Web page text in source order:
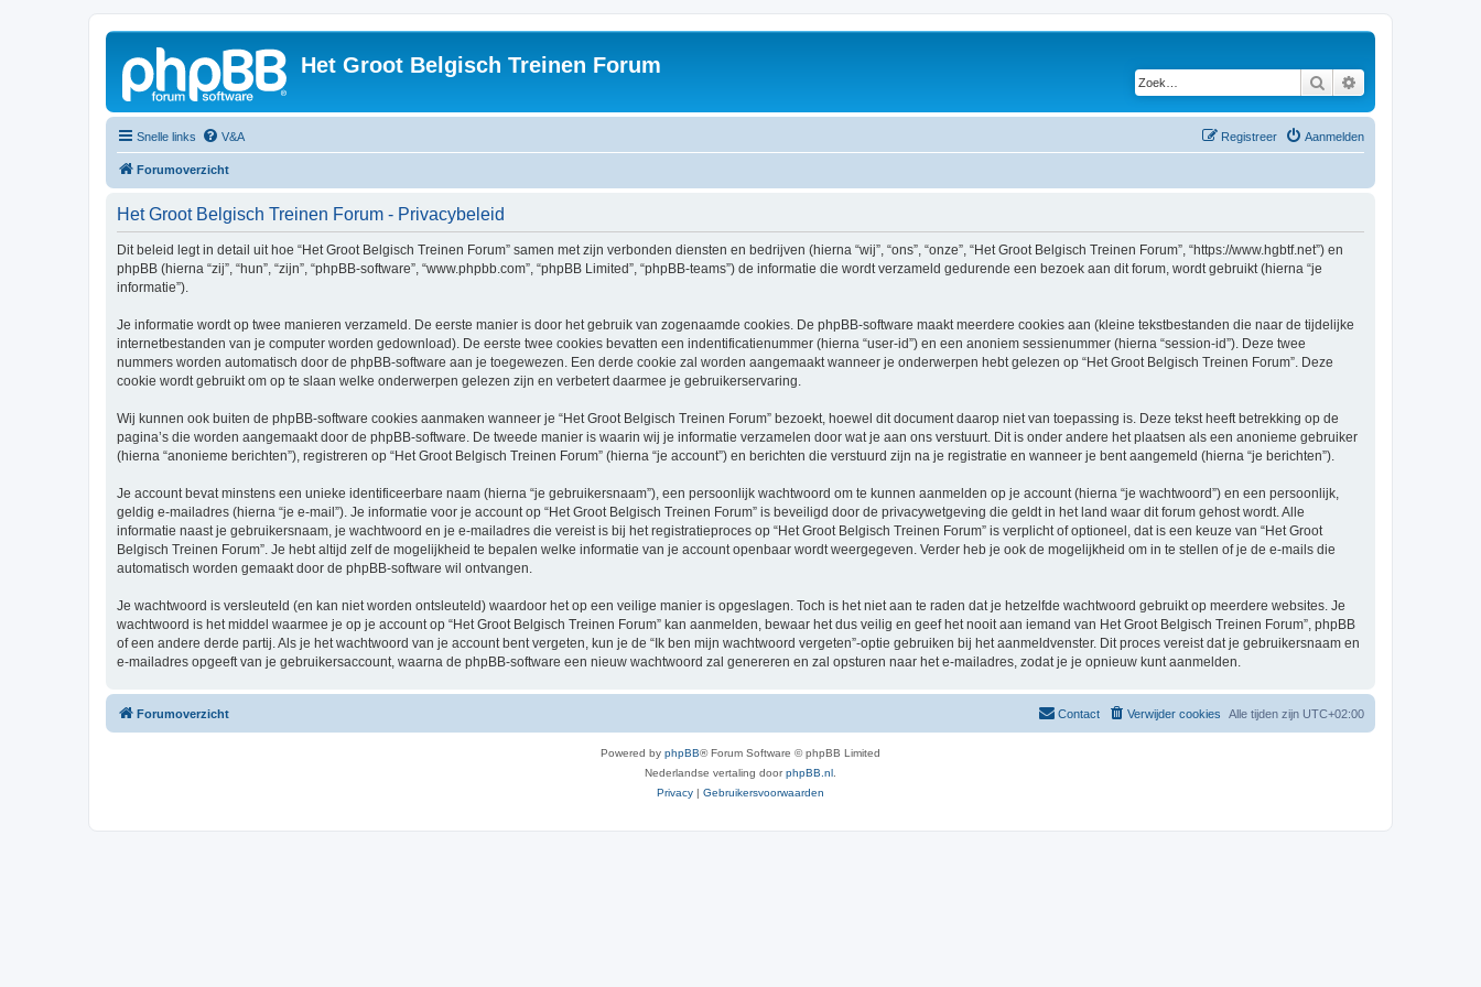
Het Groot Belgisch Treinen Forum
Zoek
Snelle links V&A Aanmelden
Registreer
Forumoverzicht
Het Groot Belgisch Treinen Forum - Privacybeleid
Dit beleid legt in detail uit hoe “Het Groot Belgisch Treinen Forum” samen met zijn verbonden diensten en bedrijven (hierna “wij”, “ons”, “onze”, “Het Groot Belgisch Treinen Forum”, “https://www.hgbtf.net”) en
phpBB (hierna “zij”, “hun”, “zijn”, “phpBB-software”, “www.phpbb.com”, “phpBB Limited”, “phpBB-teams”) de informatie die wordt verzameld gedurende een bezoek aan dit forum, wordt gebruikt (hierna “je
informatie”).
Je informatie wordt op twee manieren verzameld. De eerste manier is door het gebruik van zogenaamde cookies. De phpBB-software maakt meerdere cookies aan (kleine tekstbestanden die naar de tijdelijke
internetbestanden van je computer worden gedownload). De eerste twee cookies bevatten een indentificatienummer (hierna “user-id”) en een anoniem sessienummer (hierna “session-id”). Deze twee
nummers worden automatisch door de phpBB-software aan je toegewezen. Een derde cookie zal worden aangemaakt wanneer je onderwerpen hebt gelezen op “Het Groot Belgisch Treinen Forum”. Deze
cookie wordt gebruikt om op te slaan welke onderwerpen gelezen zijn en verbetert daarmee je gebruikerservaring.
Wij kunnen ook buiten de phpBB-software cookies aanmaken wanneer je “Het Groot Belgisch Treinen Forum” bezoekt, hoewel dit document daarop niet van toepassing is. Deze tekst heeft betrekking op de
pagina’s die worden aangemaakt door de phpBB-software. De tweede manier is waarin wij je informatie verzamelen door wat je aan ons verstuurt. Dit is onder andere het plaatsen als een anonieme gebruiker
(hierna “anonieme berichten”), registreren op “Het Groot Belgisch Treinen Forum” (hierna “je account”) en berichten die verstuurd zijn na je registratie en wanneer je bent aangemeld (hierna “je berichten”).
Je account bevat minstens een unieke identificeerbare naam (hierna “je gebruikersnaam”), een persoonlijk wachtwoord om te kunnen aanmelden op je account (hierna “je wachtwoord”) en een persoonlijk,
geldig e-mailadres (hierna “je e-mail”). Je informatie voor je account op “Het Groot Belgisch Treinen Forum” is beveiligd door de privacywetgeving die geldt in het land waar dit forum gehost wordt. Alle
informatie naast je gebruikersnaam, je wachtwoord en je e-mailadres die vereist is bij het registratieproces op “Het Groot Belgisch Treinen Forum” is verplicht of optioneel, dat is een keuze van “Het Groot
Belgisch Treinen Forum”. Je hebt altijd zelf de mogelijkheid te bepalen welke informatie van je account openbaar wordt weergegeven. Verder heb je ook de mogelijkheid om in te stellen of je de e-mails die
automatisch worden gemaakt door de phpBB-software wil ontvangen.
Je wachtwoord is versleuteld (en kan niet worden ontsleuteld) waardoor het op een veilige manier is opgeslagen. Toch is het niet aan te raden dat je hetzelfde wachtwoord gebruikt op meerdere websites. Je
wachtwoord is het middel waarmee je op je account op “Het Groot Belgisch Treinen Forum” kan aanmelden, bewaar het dus veilig en geef het nooit aan iemand van Het Groot Belgisch Treinen Forum”, phpBB
of een andere derde partij. Als je het wachtwoord van je account bent vergeten, kun je de “Ik ben mijn wachtwoord vergeten”-optie gebruiken bij het aanmeldvenster. Dit proces vereist dat je gebruikersnaam en
e-mailadres opgeeft van je gebruikersaccount, waarna de phpBB-software een nieuw wachtwoord zal genereren en zal opsturen naar het e-mailadres, zodat je je opnieuw kunt aanmelden.
Forumoverzicht Alle tijden zijn UTC+02:00
Verwijder cookies
Contact
Powered by phpBB® Forum Software © phpBB Limited
Nederlandse vertaling doorphpBB.nl
Privacy | Gebruikersvoorwaarden